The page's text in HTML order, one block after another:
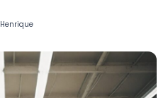
Henrique